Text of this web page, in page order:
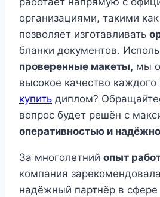
организациями, такими как
позволяет изготавливать
бланки документов.
проверенные макеты, мы
высокое качество каждого
купить диплом?
вопрос будет решён с
оперативностью и
За многолетний опыт
компания
надёжный партнёр в сфере